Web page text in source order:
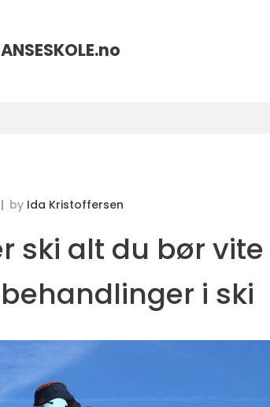
no
by Ida Kristoffersen
ski alt du bør
i ski